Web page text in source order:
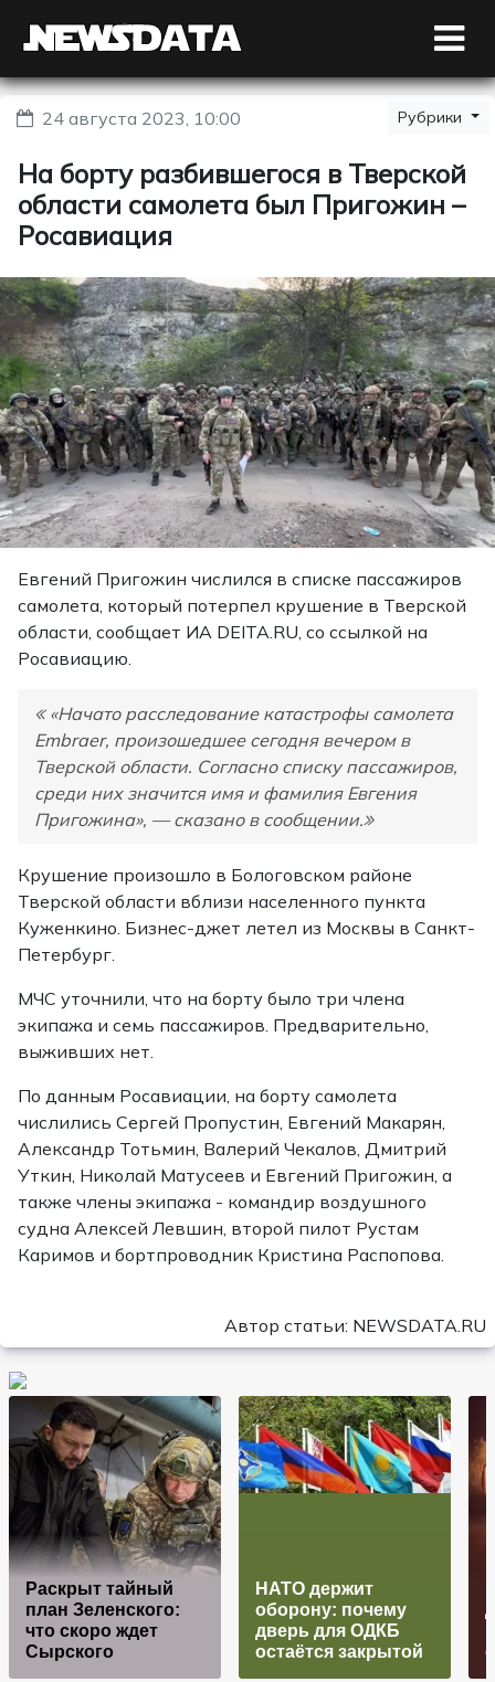
24 августа 2023, 10:00 Рубрики
На борту разбившегося в Тверской
области самолета был Пригожин –
Росавиация
Евгений Пригожин числился в списке пассажиров
самолета, который потерпел крушение в Тверской
области, сообщает ИА DEITA.RU, со ссылкой на
Росавиацию.
«Начато расследование катастрофы самолета
Embraer, произошедшее сегодня вечером в
Тверской области. Согласно списку пассажиров,
среди них значится имя и фамилия Евгения
Пригожина», — сказано в сообщении.
Крушение произошло в Бологовском районе
Тверской области вблизи населенного пункта
Куженкино. Бизнес-джет летел из Москвы в Санкт-
Петербург.
МЧС уточнили, что на борту было три члена
экипажа и семь пассажиров. Предварительно,
выживших нет.
По данным Росавиации, на борту самолета
числились Сергей Пропустин, Евгений Макарян,
Александр Тотьмин, Валерий Чекалов, Дмитрий
Уткин, Николай Матусеев и Евгений Пригожин, а
также члены экипажа - командир воздушного
судна Алексей Левшин, второй пилот Рустам
Каримов и бортпроводник Кристина Распопова.
Автор статьи: NEWSDATA.RU
Раскрыт тайный
план Зеленского:
что скоро ждет
Сырского
НАТО держит
оборону: почему
дверь для ОДКБ
остаётся закрытой